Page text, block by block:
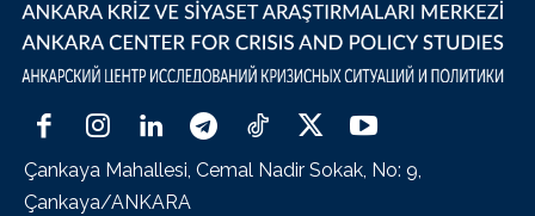
Çankaya Mahallesi, Cemal Nadir Sokak, No: 9,
Çankaya/ANKARA